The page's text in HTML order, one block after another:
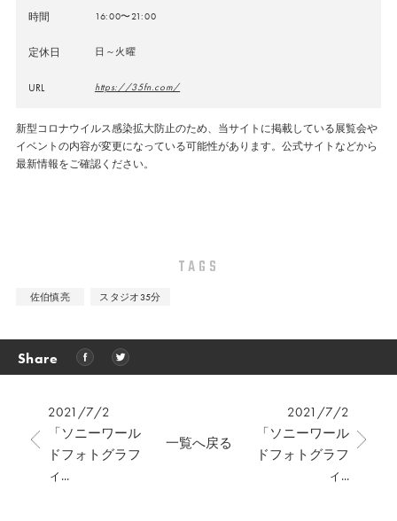
時間 16:00〜21:00
定休日 日～火曜
URL https://35fn.com/
新型コロナウイルス感染拡大防止のため、当サイトに掲載している展覧会や
イベントの内容が変更になっている可能性があります。公式サイトなどから
最新情報をご確認ください。
TAGS
佐伯慎亮 スタジオ35分
Share
2021/7/2
「ソニーワール
ドフォトグラフ
ィ...
2021/7/2
「ソニーワール
ドフォトグラフ
ィ...
一覧へ戻る